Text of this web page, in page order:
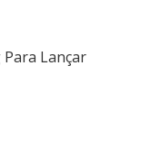
Lançar